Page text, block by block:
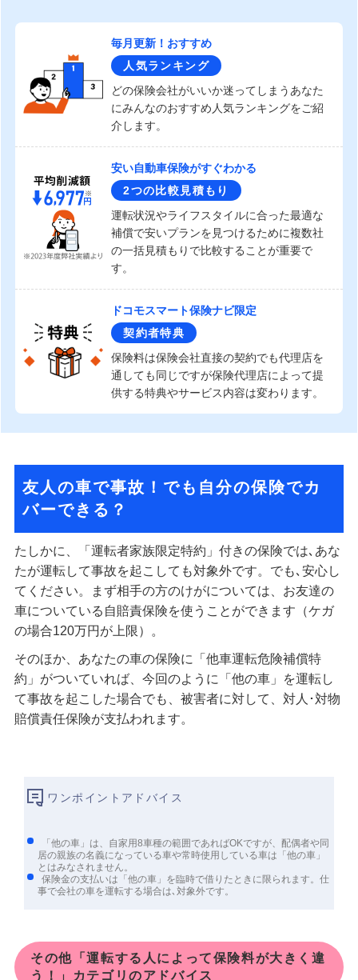
毎月更新！おすすめ
人気ランキング
どの保険会社がいいか迷ってしまうあなた
にみんなのおすすめ人気ランキングをご紹
介します。
安い自動車保険がすぐわかる
2つの比較見積もり
運転状況やライフスタイルに合った最適な
補償で安いプランを見つけるために複数社
の一括見積もりで比較することが重要で
す。
ドコモスマート保険ナビ限定
契約者特典
保険料は保険会社直接の契約でも代理店を
通しても同じですが保険代理店によって提
供する特典やサービス内容は変わります。
友人の車で事故！でも自分の保険でカ
バーできる？
たしかに、「運転者家族限定特約」付きの保険では､あな
たが運転して事故を起こしても対象外です。でも､安心し
てください。まず相手の方のけがについては、お友達の
車についている自賠責保険を使うことができます（ケガ
の場合120万円が上限）。
そのほか、あなたの車の保険に「他車運転危険補償特
約」がついていれば、今回のように「他の車」を運転し
て事故を起こした場合でも、被害者に対して、対人･対物
賠償責任保険が支払われます。
ワンポイントアドバイス
「他の車」は、自家用8車種の範囲であればOKですが、配偶者や同
居の親族の名義になっている車や常時使用している車は「他の車」
とはみなされません。
保険金の支払いは「他の車」を臨時で借りたときに限られます。仕
事で会社の車を運転する場合は､対象外です。
その他「運転する人によって保険料が大きく違
う！」カテゴリのアドバイス